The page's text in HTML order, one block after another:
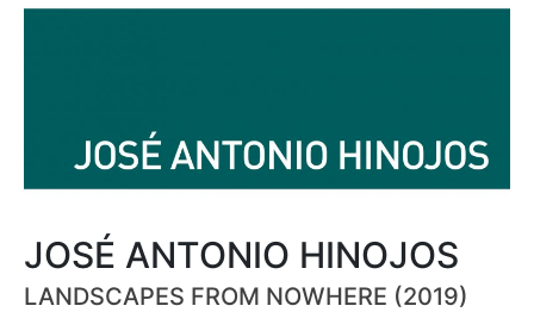
JOSÉ ANTONIO HINOJOS
LANDSCAPES FROM NOWHERE (2019)